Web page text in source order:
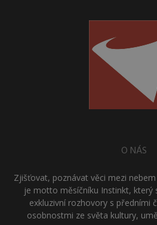
O NÁS
Zjišťovat, poznávat věci mezi
je motto měsíčníku Instinkt, který
exkluzivní rozhovory s předními
osobnostmi ze světa kultury,